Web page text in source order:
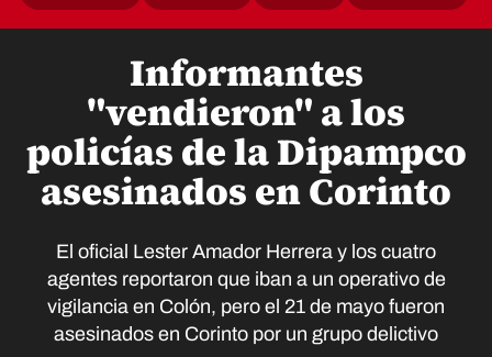
Informantes
"vendieron" a los
policías de la Dipampco
asesinados en Corinto
El oficial Lester Amador Herrera y los cuatro
agentes reportaron que iban a un operativo de
vigilancia en Colón, pero el 21 de mayo fueron
asesinados en Corinto por un grupo delictivo